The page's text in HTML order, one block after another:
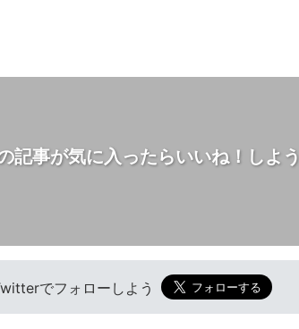
記事が気に入ったらいいね！しよう
でフォローしよう